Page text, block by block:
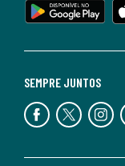
SEMPRE JUNTOS